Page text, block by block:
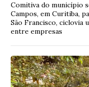
Comitiva do município
Campos, em Curitiba,
São Francisco, ciclovia
entre empresas